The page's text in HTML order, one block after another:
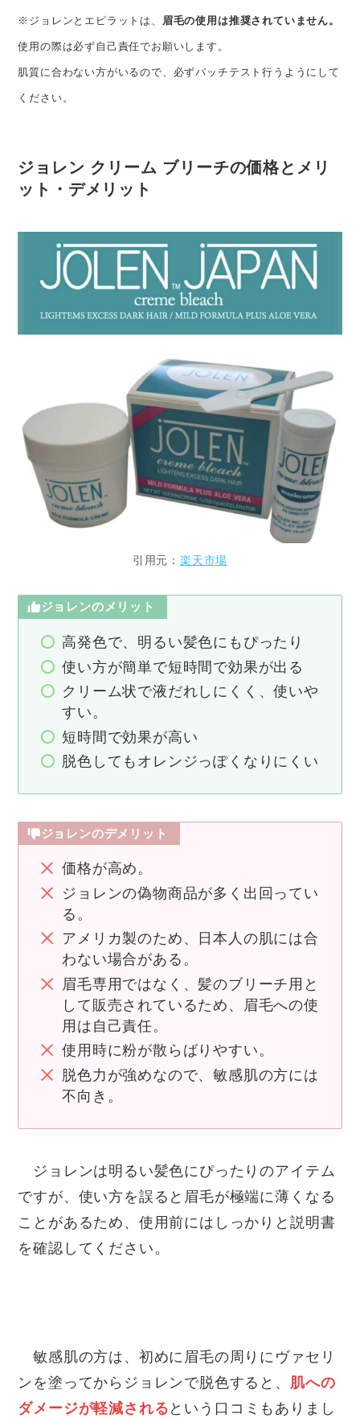
※ジョレンとエピラットは、 眉毛の使用は推奨されていません。
使用の際は必ず自己責任でお願いします。
肌質に合わない方がいるので、必ずパッチテスト行うようにして
ください。
ジョレン クリーム ブリーチの価格とメリ
ット・デメリット
引用元： 楽天市場
ジョレンのメリット
高発色で、明るい髪色にもぴったり
使い方が簡単で短時間で効果が出る
クリーム状で液だれしにくく、使いや
すい。
短時間で効果が高い
脱色してもオレンジっぽくなりにくい
ジョレンのデメリット
価格が高め。
ジョレンの偽物商品が多く出回ってい
る。
アメリカ製のため、日本人の肌には合
わない場合がある。
眉毛専用ではなく、髪のブリーチ用と
して販売されているため、眉毛への使
用は自己責任。
使用時に粉が散らばりやすい。
脱色力が強めなので、敏感肌の方には
不向き。
ジョレンは明るい髪色にぴったりのアイテム
ですが、使い方を誤ると眉毛が極端に薄くなる
ことがあるため、使用前にはしっかりと説明書
を確認してください。
敏感肌の方は、初めに眉毛の周りにヴァセリ
ンを塗ってからジョレンで脱色すると、 肌への
ダメージが軽減される という口コミもありまし